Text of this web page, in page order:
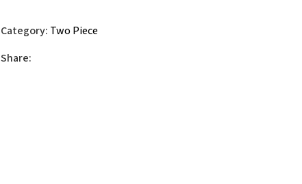
Category: Two Piece
Share: